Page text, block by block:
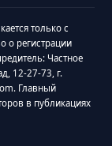
только с
о регистрации
Частное
12-27-73, г.
Главный
в публикациях